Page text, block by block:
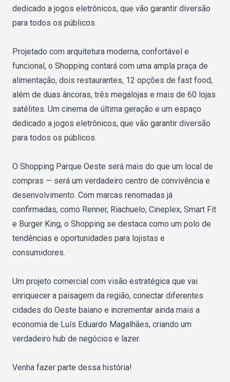
dedicado a jogos eletrônicos, que vão garantir diversão
para todos os públicos.
Projetado com arquitetura moderna, confortável e
funcional, o Shopping contará com uma ampla praça de
alimentação, dois restaurantes, 12 opções de fast food,
além de duas âncoras, três megalojas e mais de 60 lojas
satélites. Um cinema de última geração e um espaço
dedicado a jogos eletrônicos, que vão garantir diversão
para todos os públicos.
O Shopping Parque Oeste será mais do que um local de
compras — será um verdadeiro centro de convivência e
desenvolvimento. Com marcas renomadas já
confirmadas, como Renner, Riachuelo, Cineplex, Smart Fit
e Burger King, o Shopping se destaca como um polo de
tendências e oportunidades para lojistas e
consumidores.
Um projeto comercial com visão estratégica que vai
enriquecer a paisagem da região, conectar diferentes
cidades do Oeste baiano e incrementar ainda mais a
economia de Luís Eduardo Magalhães, criando um
verdadeiro hub de negócios e lazer.
Venha fazer parte dessa história!